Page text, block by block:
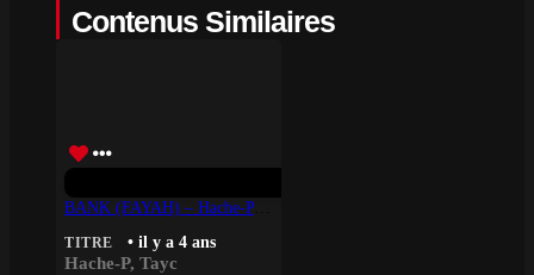
Contenus Similaires
BANK (FAYAH) – Hache-P & Tayc
TITRE • il y a 4 ans
Hache-P, Tayc